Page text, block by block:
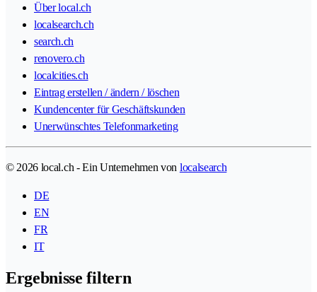
Über local.ch
localsearch.ch
search.ch
renovero.ch
localcities.ch
Eintrag erstellen / ändern / löschen
Kundencenter für Geschäftskunden
Unerwünschtes Telefonmarketing
© 2026 local.ch - Ein Unternehmen von localsearch
DE
EN
FR
IT
Ergebnisse filtern